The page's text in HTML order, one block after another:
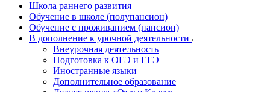
Школа раннего развития
Обучение в школе (полупансион)
Обучение с проживанием (пансион)
В дополнение к урочной деятельности
Внеурочная деятельность
Подготовка к ОГЭ и ЕГЭ
Иностранные языки
Дополнительное образование